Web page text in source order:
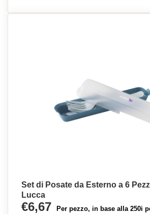
Set di Posate da Esterno a 6
Lucca
€6,67 Per pezzo, in base alla 250i